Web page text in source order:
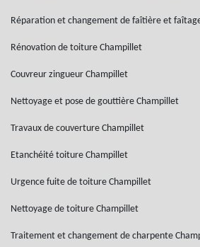
Réparation et changement de faîtière et
Rénovation de toiture Champillet
Couvreur zingueur Champillet
Nettoyage et pose de gouttière Champillet
Travaux de couverture Champillet
Etanchéité toiture Champillet
Urgence fuite de toiture Champillet
Nettoyage de toiture Champillet
Traitement et changement de charpente